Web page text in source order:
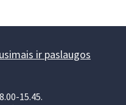
ir paslaugos
15.45.